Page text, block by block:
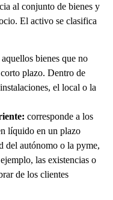
al conjunto de bienes y
El activo se clasifica
aquellos bienes que no
plazo. Dentro de
el local o la
corresponde a los
líquido en un plazo
del autónomo o la pyme,
las existencias o
de los clientes